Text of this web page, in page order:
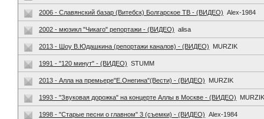
2006 - Славянский базар (Витебск) Болгарское ТВ - (ВИДЕО) Alex-1984
2002 - мюзикл "Чикаго" репортажи - (ВИДЕО) alisa
2013 - Шоу В.Юдашкина (репортажи каналов) - (ВИДЕО) MURZIK
1991 - "120 минут" - (ВИДЕО) STUMM
2013 - Алла на премьере"Е.Онегина"(Вести) - (ВИДЕО) MURZIK
1993 - "Звуковая дорожка" на концерте Аллы в Москве - (ВИДЕО)
1998 - "Старые песни о главном" 3 (съемки) - (ВИДЕО) Alex-1984